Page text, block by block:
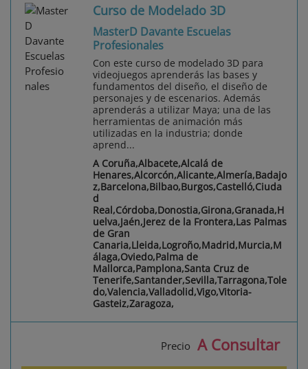
Curso de Modelado 3D
MasterD Davante Escuelas
Profesionales
Con este curso de modelado 3D para
videojuegos aprenderás las bases y
fundamentos del diseño, el diseño de
personajes y de escenarios. Además
aprenderás a utilizar Maya; una de las
herramientas de animación más
utilizadas en la industria; donde
aprend...
A Coruña,Albacete,Alcalá de
Henares,Alcorcón,Alicante,Almería,Badajo
z,Barcelona,Bilbao,Burgos,Castelló,Ciuda
d
Real,Córdoba,Donostia,Girona,Granada,H
uelva,Jaén,Jerez de la Frontera,Las Palmas
de Gran
Canaria,Lleida,Logroño,Madrid,Murcia,M
álaga,Oviedo,Palma de
Mallorca,Pamplona,Santa Cruz de
Tenerife,Santander,Sevilla,Tarragona,Tole
do,Valencia,Valladolid,Vigo,Vitoria-
Gasteiz,Zaragoza,
Precio A Consultar